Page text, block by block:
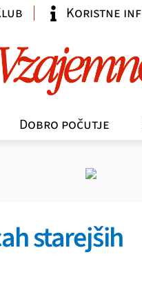
Dobro počutje
Koristne
starejših